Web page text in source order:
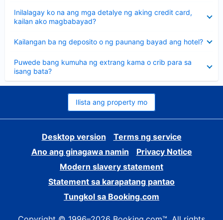
Inilalagay ko na ang mga detalye ng aking credit card,
kailan ako magbabayad?
ang
sagot
Kailangan ba ng deposito o ng paunang bayad ang hotel?
ang
Puwede bang kumuha ng extrang kama o crib para sa
isang bata?
ang
sagot
Ilista ang property mo
Desktop version
Terms ng service
Ano ang ginagawa namin
Privacy Notice
Modern slavery statement
Statement sa karapatang pantao
Tungkol sa Booking.com